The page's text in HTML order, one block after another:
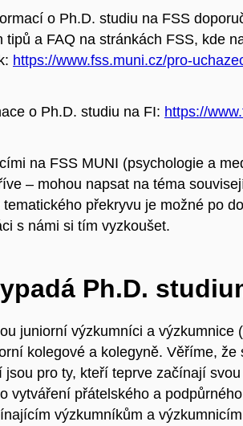
o Ph.D. studiu na FSS
tipů a FAQ na stránkách FSS, kde
https://www.fss.muni.cz/pro-
o Ph.D. studiu na FI: https://
na FSS MUNI (psychologie a
– mohou napsat na téma
tematického překryvu je možné po
s námi si tím vyzkoušet.
Ph.D.
juniorní výzkumníci a
kolegové a kolegyně. Věříme,
jsou pro ty, kteří teprve začínají
vytváření přátelského a
výzkumníkům a výzkumnicím